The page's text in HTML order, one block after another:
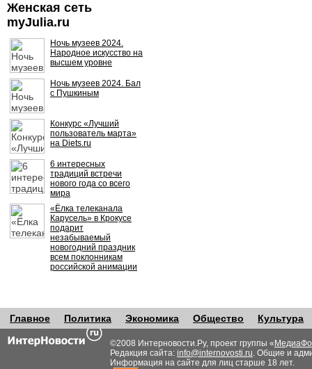
Женская сеть
myJulia.ru
Ночь музеев 2024.
Народное искусство на
высшем уровне
Ночь музеев 2024. Бал
с Пушкиным
Конкурс «Лучший
пользователь марта»
на Diets.ru
6 интересных
традиций встречи
нового года со всего
мира
«Ёлка телеканала
Карусель» в Крокусе
подарит
незабываемый
новогодний праздник
всем поклонникам
российской анимации
Главное Политика Экономика Общество Культура
©2008 Интерновости.Ру, проект группы «
Редакция сайта: info@internovosti.ru. Общие и
Информация на сайте для лиц старше 18 лет.